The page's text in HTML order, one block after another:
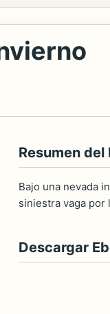
Resumen del
Bajo una nevada
siniestra vaga por
Descargar